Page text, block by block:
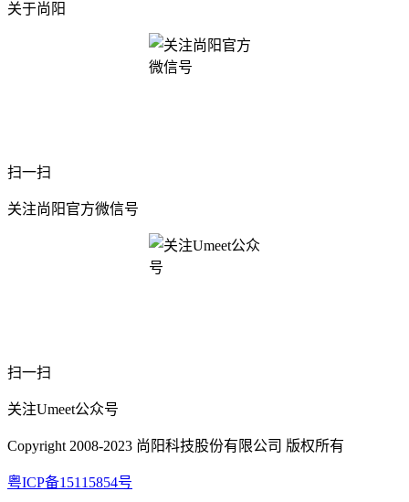
关于尚阳
扫一扫
关注尚阳官方微信号
扫一扫
关注Umeet公众号
Copyright 2008-2023 尚阳科技股份有限公司 版权所有
粤ICP备15115854号